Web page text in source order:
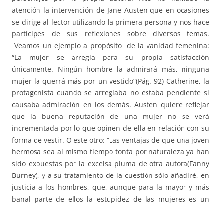
atención la intervención de Jane Austen que en ocasiones
se dirige al lector utilizando la primera persona y nos hace
partícipes de sus reflexiones sobre diversos temas.
Veamos un ejemplo a propósito de la vanidad femenina:
“La mujer se arregla para su propia satisfacción
únicamente. Ningún hombre la admirará más, ninguna
mujer la querrá más por un vestido”(Pág. 92) Catherine, la
protagonista cuando se arreglaba no estaba pendiente si
causaba admiración en los demás. Austen quiere reflejar
que la buena reputación de una mujer no se verá
incrementada por lo que opinen de ella en relación con su
forma de vestir. O este otro: “Las ventajas de que una joven
hermosa sea al mismo tiempo tonta por naturaleza ya han
sido expuestas por la excelsa pluma de otra autora(Fanny
Burney), y a su tratamiento de la cuestión sólo añadiré, en
justicia a los hombres, que, aunque para la mayor y más
banal parte de ellos la estupidez de las mujeres es un